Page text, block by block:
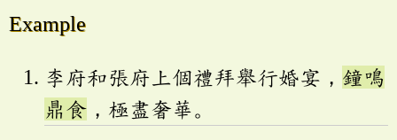
Example
李府和張府上個禮拜舉行婚宴， 鐘鳴
鼎食 ，極盡奢華。